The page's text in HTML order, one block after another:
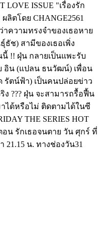
LOVE ISSUE "เรื่องรัก
ลิตโดย CHANGE2561
ความทรงจำของเธอหาย
ธัช) สามีของเธอเพิ่ง
!! ฝุ่น กลายเป็นแพะรับ
อิน (แปลน ธนวัฒน์) เพื่อน
รัตน์ฟ้า) เป็นคนปล่อยข่าว
ง ??? ฝุ่น จะสามารถรื้อฟื้น
ได้หรือไม่ ติดตามได้ในซี
THE SERIES HOT
อน รักเธอจนตาย วัน ศุกร์ ที่
21.15 น. ทางช่องวัน31